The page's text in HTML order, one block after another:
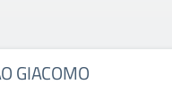
GIACOMO